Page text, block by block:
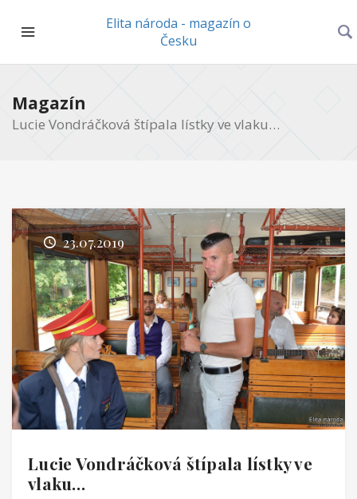
Elita národa - magazín o
Česku
Magazín
Lucie Vondráčková štípala lístky ve vlaku…
23.07.2019
Lucie Vondráčková štípala lístky ve
vlaku…